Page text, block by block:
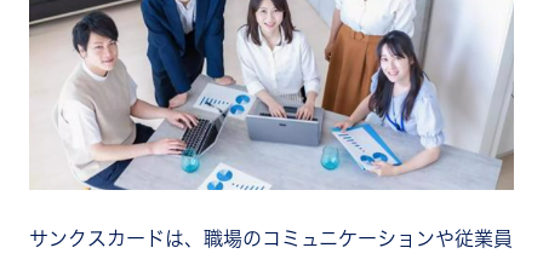
サンクスカードは、職場のコミュニケーションや従業員